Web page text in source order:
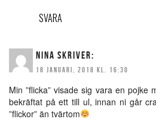
SVARA
NINA SKRIVER:
18 JANUARI, 2018 KL. 16:30
Min ”flicka” visade sig vara en pojke
bekräftat på ett till ul, innan ni går
”flickor” än tvärtom